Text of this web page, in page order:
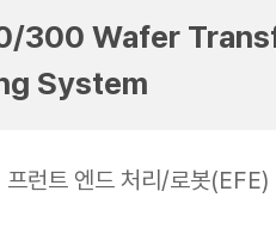
300 Wafer
System
런트 엔드 처리/로봇(EFE)